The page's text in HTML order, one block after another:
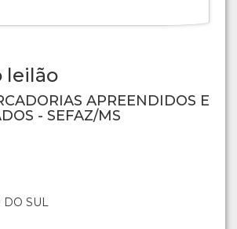
leilão
APREENDIDOS E
- SEFAZ/MS
DO SUL